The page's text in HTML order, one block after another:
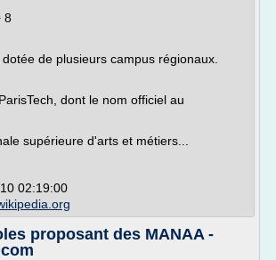
8
de plusieurs campus régionaux.
dont le nom officiel au
supérieure d'arts et métiers...
02:19:00
proposant des MANAA -